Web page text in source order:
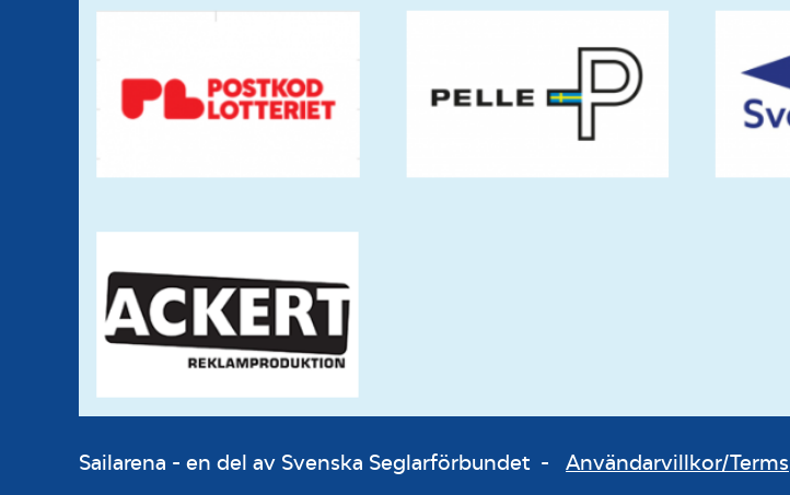
Sailarena - en del av Svenska Seglarförbundet - Användarvillkor/Terms